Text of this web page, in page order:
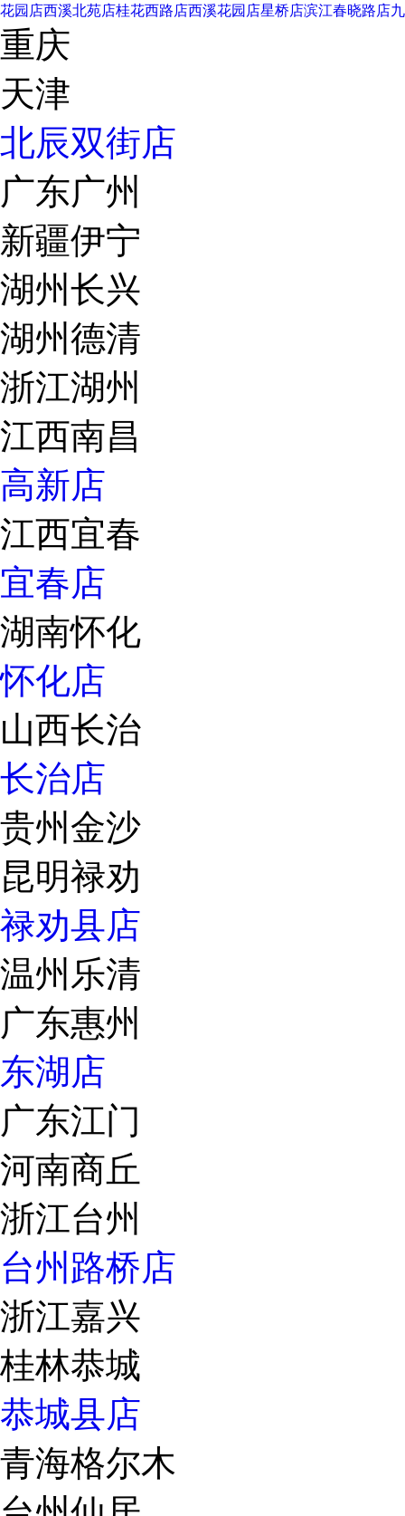
花园店西溪北苑店桂花西路店西溪花园店星桥店滨江春晓路店
重庆
天津
北辰双街店
广东广州
新疆伊宁
湖州长兴
湖州德清
浙江湖州
江西南昌
高新店
江西宜春
宜春店
湖南怀化
怀化店
山西长治
长治店
贵州金沙
昆明禄劝
禄劝县店
温州乐清
广东惠州
东湖店
广东江门
河南商丘
浙江台州
台州路桥店
浙江嘉兴
桂林恭城
恭城县店
青海格尔木